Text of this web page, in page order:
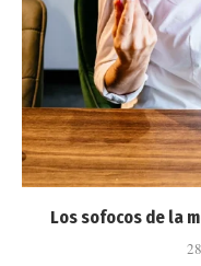
Los sofocos de la